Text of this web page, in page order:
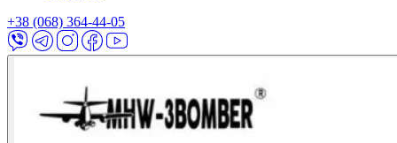
+38 (068) 364-44-05